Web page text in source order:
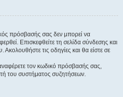
πρόσβασής σας δεν μπορεί να
Επισκεφθείτε τη σελίδα σύνδεσης και
. Ακολουθήστε τις οδηγίες και θα είστε σε
τον κωδικό πρόσβασής σας,
του συστήματος συζητήσεων.